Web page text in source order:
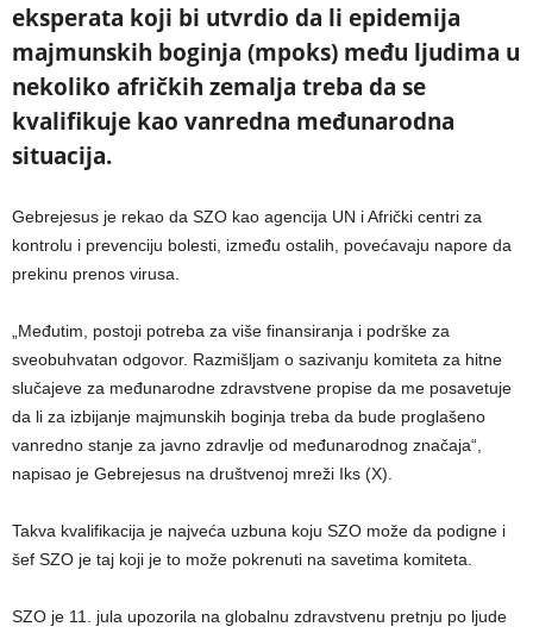
eksperata koji bi utvrdio da li epidemija
majmunskih boginja (mpoks) među ljudima u
nekoliko afričkih zemalja treba da se
kvalifikuje kao vanredna međunarodna
situacija.
Gebrejesus je rekao da SZO kao agencija UN i Afrički centri za
kontrolu i prevenciju bolesti, između ostalih, povećavaju napore da
prekinu prenos virusa.
„Međutim, postoji potreba za više finansiranja i podrške za
sveobuhvatan odgovor. Razmišljam o sazivanju komiteta za hitne
slučajeve za međunarodne zdravstvene propise da me posavetuje
da li za izbijanje majmunskih boginja treba da bude proglašeno
vanredno stanje za javno zdravlje od međunarodnog značaja“,
napisao je Gebrejesus na društvenoj mreži Iks (X).
Takva kvalifikacija je najveća uzbuna koju SZO može da podigne i
šef SZO je taj koji je to može pokrenuti na savetima komiteta.
SZO je 11. jula upozorila na globalnu zdravstvenu pretnju po ljude